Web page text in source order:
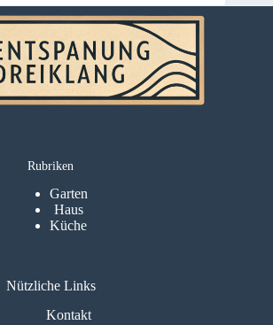
Rubriken
Garten
Haus
Küche
Nützliche Links
Kontakt